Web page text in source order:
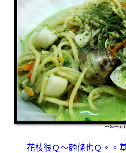
花枝很Ｑ～麵條也Ｑ。。